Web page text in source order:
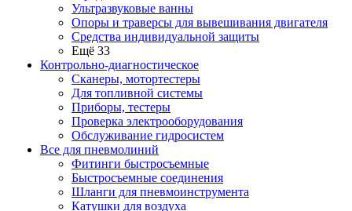
Ультразвуковые ванны
Опоры и траверсы для вывешивания двигателя
Средства индивидуальной защиты
Ещё 33
Контрольно-диагностическое
Сканеры, мотортестеры
Для топливной системы
Приборы, тестеры
Проверка электрооборудования
Обслуживание гидросистем
Все для пневмолиний
Фитинги быстросъемные
Быстросъемные соединения
Шланги для пневмоинструмента
Катушки для воздуха